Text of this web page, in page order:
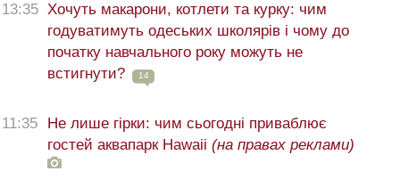
13:35 Хочуть макарони, котлети та курку: чим
годуватимуть одеських школярів і чому до
початку навчального року можуть не
встигнути?
14
11:35
Не лише гірки: чим сьогодні приваблює
гостей аквапарк Hawaii (на правах реклами)